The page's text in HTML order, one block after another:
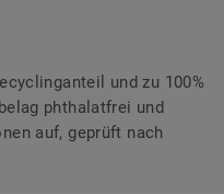
und zu 100%
phthalatfrei und
auf, geprüft nach